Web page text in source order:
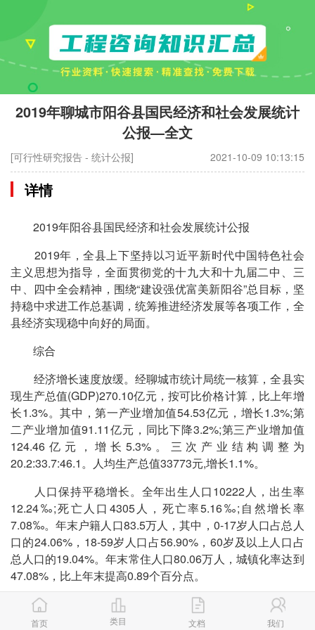
2019年聊城市阳谷县国民经济和社会发展统计
公报—全文
[可行性研究报告 - 统计公报] 2021-10-09 10:13:15
详情
2019年阳谷县国民经济和社会发展统计公报
2019年，全县上下坚持以习近平新时代中国特色社会
主义思想为指导，全面贯彻党的十九大和十九届二中、三
中、四中全会精神，围绕“建设强优富美新阳谷”总目标，坚
持稳中求进工作总基调，统筹推进经济发展等各项工作，全
县经济实现稳中向好的局面。
综合
经济增长速度放缓。经聊城市统计局统一核算，全县实
现生产总值(GDP)270.10亿元，按可比价格计算，比上年增
长1.3%。其中，第一产业增加值54.53亿元，增长1.3%;第
二产业增加值91.11亿元，同比下降3.2%;第三产业增加值
124.46亿元，增长5.3%。三次产业结构调整为
20.2:33.7:46.1。人均生产总值33773元,增长1.1%。
人口保持平稳增长。全年出生人口10222人，出生率
12.24‰;死亡人口4305人，死亡率5.16‰;自然增长率
7.08‰。年末户籍人口83.5万人，其中，0-17岁人口占总人
口的24.06%，18-59岁人口占56.90%，60岁及以上人口占
总人口的19.04%。年末常住人口80.06万人，城镇化率达到
47.08%，比上年末提高0.89个百分点。
二、改革创新
首页 类目 文档 我们